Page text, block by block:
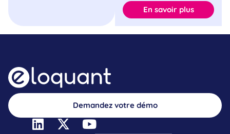
En savoir plus
Demandez votre démo